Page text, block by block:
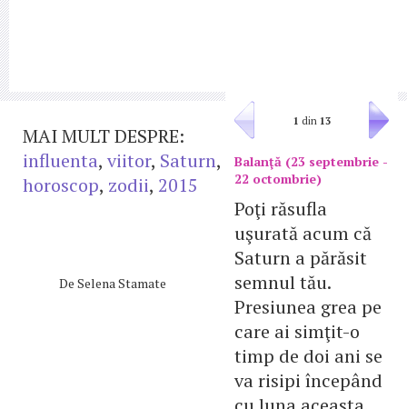
1 din 13
Balanţă (23 septembrie -
22 octombrie)
Poţi răsufla
uşurată acum că
Saturn a părăsit
semnul tău.
Presiunea grea pe
care ai simţit-o
timp de doi ani se
va risipi începând
MAI MULT DESPRE:
influenta, viitor, Saturn,
horoscop, zodii, 2015
De Selena Stamate